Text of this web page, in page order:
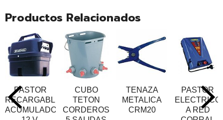
Productos Relacionados
PASTOR
RECARGABLE
ACUMULADOR
CUBO
TETON
CORDEROS
TENAZA
METALICA
CRM20
PASTOR
ELECTRICO
A RED